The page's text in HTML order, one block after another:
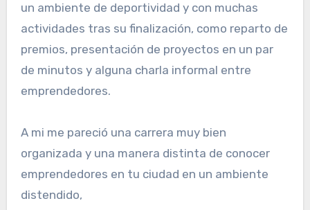
un ambiente de deportividad y con muchas
actividades tras su finalización, como reparto de
premios, presentación de proyectos en un par
de minutos y alguna charla informal entre
emprendedores.
A mi me pareció una carrera muy bien
organizada y una manera distinta de conocer
emprendedores en tu ciudad en un ambiente
distendido,